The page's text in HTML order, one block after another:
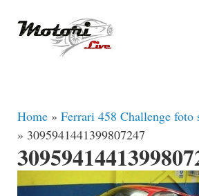
Home » Ferrari 458 Challenge foto
» 3095941441399807247